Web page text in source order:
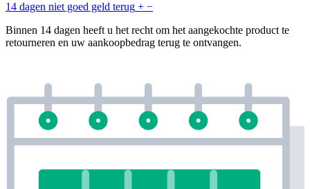
14 dagen niet goed geld terug + −
Binnen 14 dagen heeft u het recht om het aangekochte product te
retourneren en uw aankoopbedrag terug te ontvangen.